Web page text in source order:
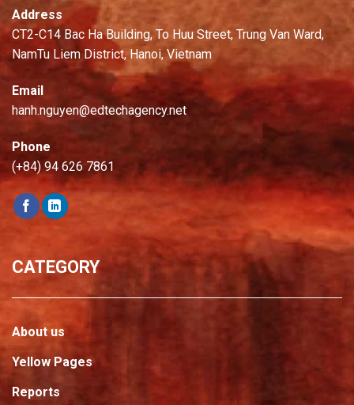
Address
CT2-C14 Bac Ha Building, To Huu Street, Trung Van Ward,
NamTu Liem District, Hanoi, Vietnam
Email
hanh.nguyen@edtechagency.net
Phone
(+84) 94 626 7861
CATEGORY
About us
Yellow Pages
Reports